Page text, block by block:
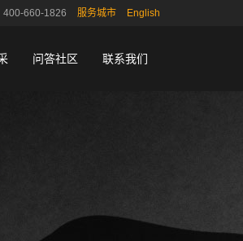
400-660-1826 服务城市 English
问答社区 联系我们